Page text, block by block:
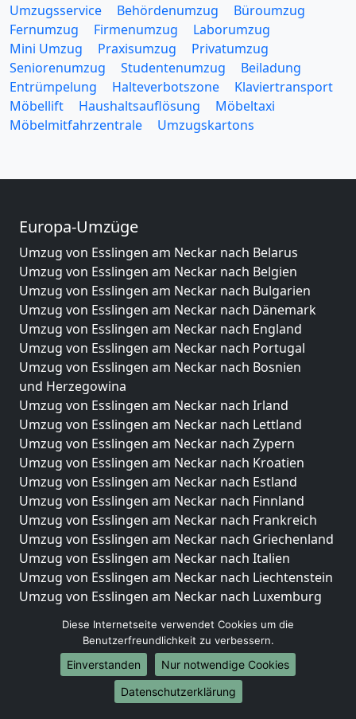
Umzugsservice Behördenumzug
Büroumzug
Fernumzug
Firmenumzug
Laborumzug
Mini Umzug
Praxisumzug
Privatumzug
Seniorenumzug
Studentenumzug
Beiladung
Entrümpelung
Halteverbotszone
Klaviertransport
Möbellift
Haushaltsauflösung
Möbeltaxi
Möbelmitfahrzentrale
Umzugskartons
Europa-Umzüge
Umzug von Esslingen am Neckar nach Belarus
Umzug von Esslingen am Neckar nach Belgien
Umzug von Esslingen am Neckar nach Bulgarien
Umzug von Esslingen am Neckar nach Dänemark
Umzug von Esslingen am Neckar nach England
Umzug von Esslingen am Neckar nach Portugal
Umzug von Esslingen am Neckar nach Bosnien
und Herzegowina
Umzug von Esslingen am Neckar nach Irland
Umzug von Esslingen am Neckar nach Lettland
Umzug von Esslingen am Neckar nach Zypern
Umzug von Esslingen am Neckar nach Kroatien
Umzug von Esslingen am Neckar nach Estland
Umzug von Esslingen am Neckar nach Finnland
Umzug von Esslingen am Neckar nach Frankreich
Umzug von Esslingen am Neckar nach Griechenland
Umzug von Esslingen am Neckar nach Italien
Umzug von Esslingen am Neckar nach Liechtenstein
Umzug von Esslingen am Neckar nach Luxemburg
Umzug von Esslingen am Neckar nach Norwegen
Umzüge-Deutschlandweit
Umzug von Esslingen am Neckar nach Berlin
Diese Internetseite verwendet Cookies um die
Benutzerfreundlichkeit zu verbessern.
Einverstanden
Nur notwendige Cookies
Datenschutzerklärung